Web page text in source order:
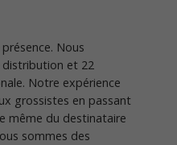
Nous
et 22
Notre expérience
grossistes en passant
même du destinataire
sommes des